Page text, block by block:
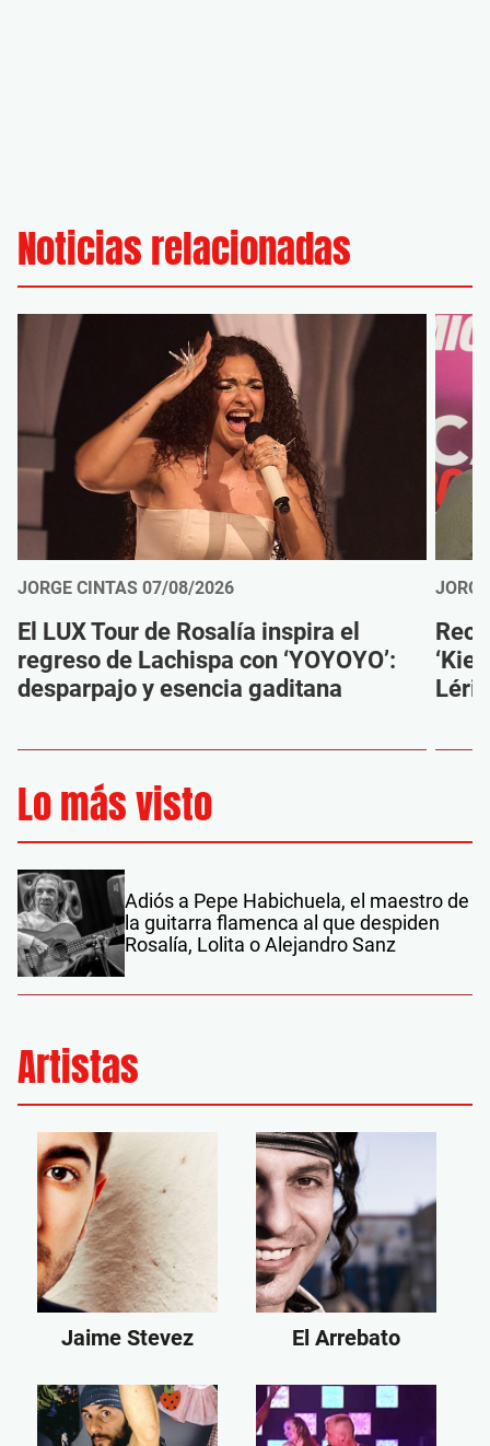
Noticias relacionadas
JORGE CINTAS 07/08/2026
El LUX Tour de Rosalía inspira el
regreso de Lachispa con ‘YOYOYO’:
desparpajo y esencia gaditana
Lo más visto
Adiós a Pepe Habichuela, el maestro de
la guitarra flamenca al que despiden
Rosalía, Lolita o Alejandro Sanz
Artistas
Jaime Stevez El Arrebato